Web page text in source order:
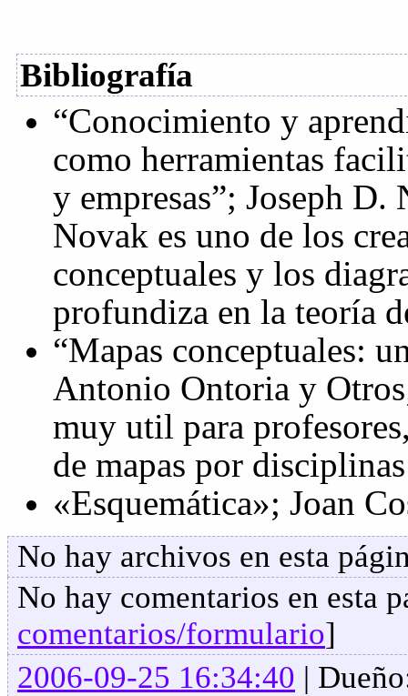
Bibliografía
“Conocimiento y
como herramientas
y empresas”; Joseph
Novak es uno de los
conceptuales y los
profundiza en la teoría
“Mapas conceptuales:
Antonio Ontoria y
muy util para
de mapas por
«Esquemática»; Joan
No hay archivos en esta
No hay comentarios en esta
comentarios/formulario]
2006-09-25 16:34:40 |